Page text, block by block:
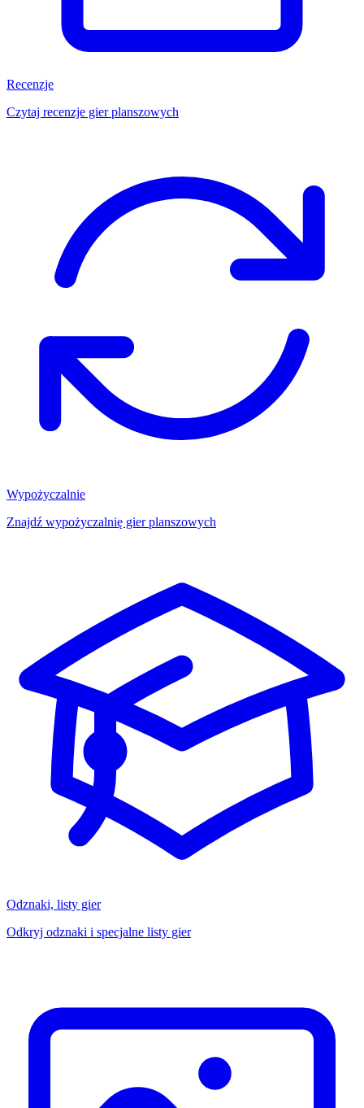
Recenzje
Czytaj recenzje gier planszowych
Wypożyczalnie
Znajdź wypożyczalnię gier planszowych
Odznaki, listy gier
Odkryj odznaki i specjalne listy gier